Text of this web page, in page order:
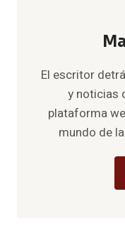
El escritor
y noticias
plataforma
mundo de